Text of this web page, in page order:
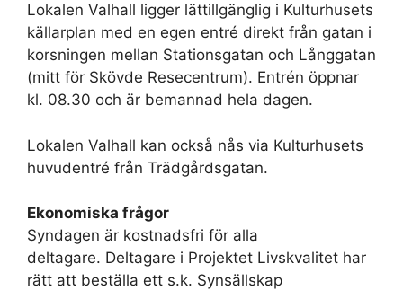
Lokalen Valhall ligger lättillgänglig i Kulturhusets
källarplan med en egen entré direkt från gatan i
korsningen mellan Stationsgatan och Långgatan
(mitt för Skövde Resecentrum). Entrén öppnar
kl. 08.30 och är bemannad hela dagen.
Lokalen Valhall kan också nås via Kulturhusets
huvudentré från Trädgårdsgatan.
Ekonomiska frågor
Syndagen är kostnadsfri för alla
deltagare. Deltagare i Projektet Livskvalitet har
rätt att beställa ett s.k. Synsällskap